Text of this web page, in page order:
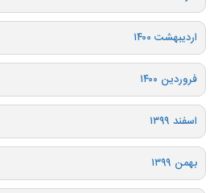
اردیبهشت ۱۴۰۰
فروردین ۱۴۰۰
اسفند ۱۳۹۹
بهمن ۱۳۹۹